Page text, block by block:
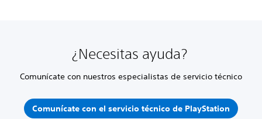
¿Necesitas ayuda?
Comunícate con nuestros especialistas de servicio técnico
Comunícate con el servicio técnico de PlayStation